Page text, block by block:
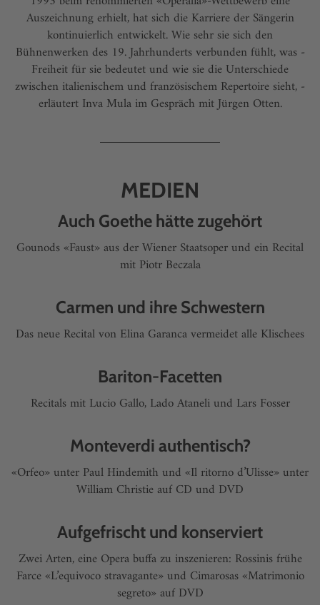
Auszeichnung erhielt, hat sich die ­Karriere der Sängerin
kontinuierlich entwickelt. Wie sehr sie sich den
Bühnenwerken des 19. Jahrhunderts verbunden fühlt, was ­
Freiheit für sie bedeutet und wie sie die Unterschiede
zwischen italienischem und französischem Repertoire sieht, ­
erläutert Inva Mula im Gespräch mit Jürgen Otten.
MEDIEN
Auch Goethe hätte zugehört
Gounods «Faust» aus der Wiener Staatsoper und ein Recital
mit Piotr Beczala
Carmen und ihre Schwestern
Das neue Recital von Elina Garanca vermeidet alle Klischees
Bariton-Facetten
Recitals mit Lucio Gallo, Lado Ataneli und Lars Fosser
Monteverdi authentisch?
«Orfeo» unter Paul Hindemith und «Il ritorno d’Ulisse» unter
William Christie auf CD und DVD
Aufgefrischt und konserviert
Zwei Arten, eine Opera buffa zu inszenieren: Rossinis frühe
Farce «L’equivoco stravagante» und Cimarosas «Matrimonio
segreto» auf DVD